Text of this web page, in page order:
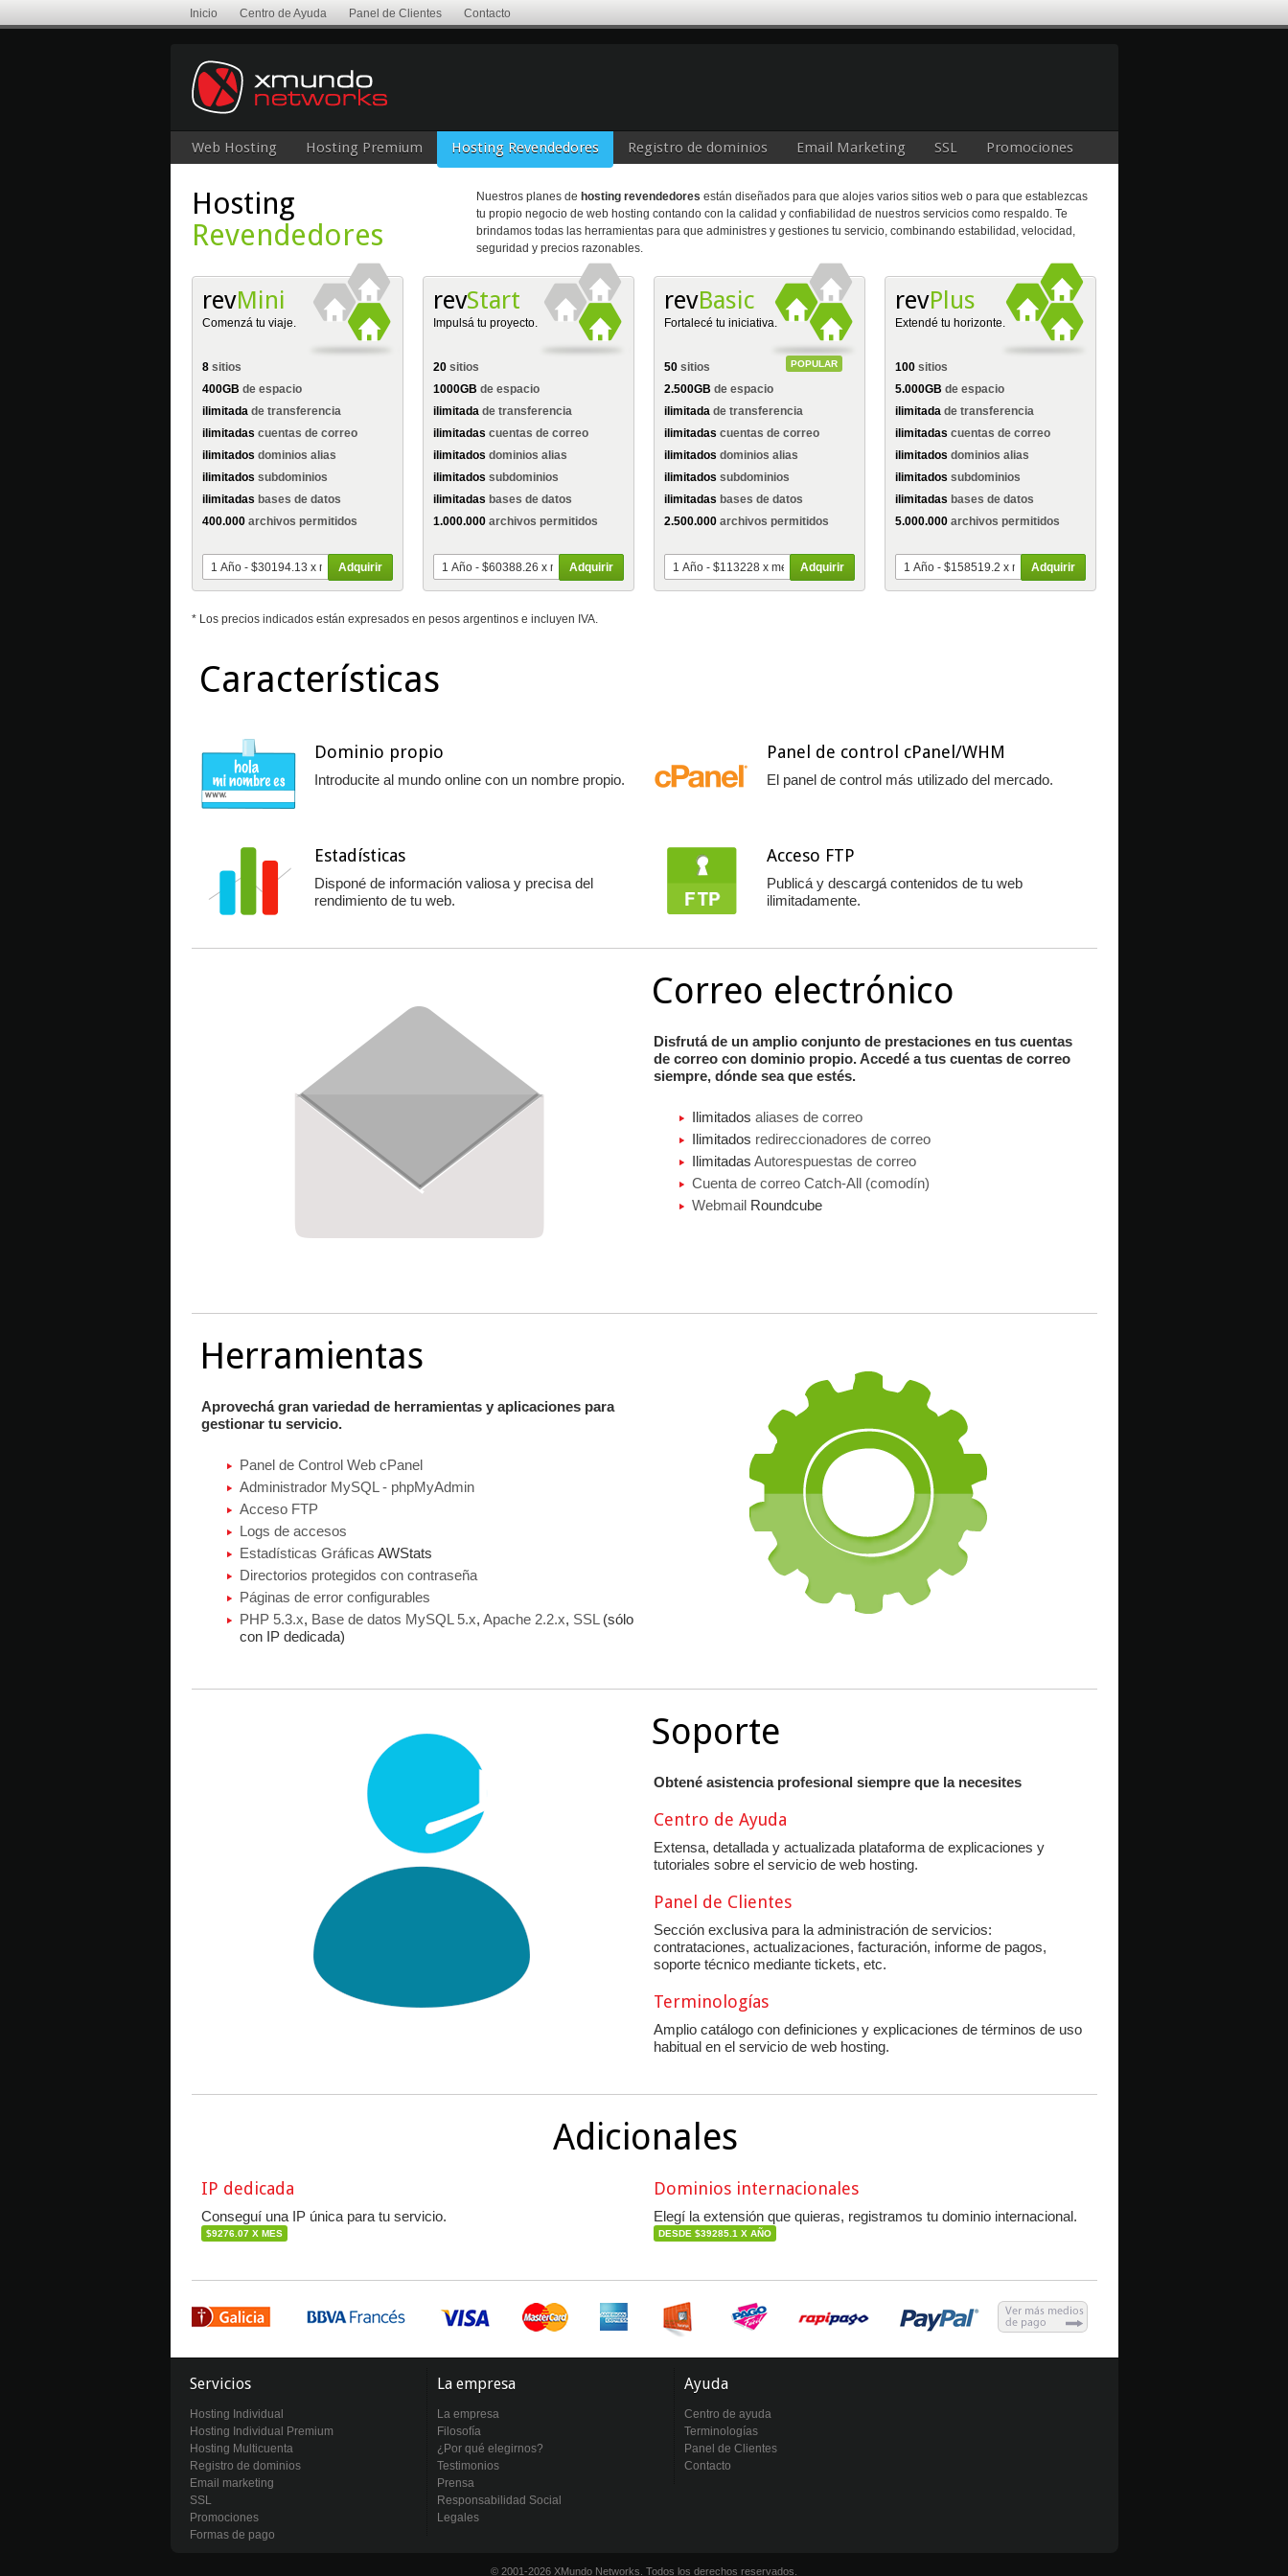
Inicio Centro de Ayuda Panel de Clientes Contacto
Web Hosting Hosting Premium Hosting Revendedores Registro de dominios Email Marketing SSL Promociones
Hosting
Revendedores
Nuestros planes de hosting revendedores están diseñados para que alojes varios sitios web o para que establezcas
tu propio negocio de web hosting contando con la calidad y confiabilidad de nuestros servicios como respaldo. Te
brindamos todas las herramientas para que administres y gestiones tu servicio, combinando estabilidad, velocidad,
seguridad y precios razonables.
revMini
Comenzá tu viaje.
8sitios
400GB de espacio
ilimitadade transferencia
ilimitadas cuentas de correo
ilimitados dominios alias
ilimitados subdominios
ilimitadas bases de datos
400.000archivos permitidos
Adquirir
revStart
Impulsá tu proyecto.
20sitios
1000GB de espacio
ilimitadade transferencia
ilimitadas cuentas de correo
ilimitados dominios alias
ilimitados subdominios
ilimitadas bases de datos
1.000.000archivos permitidos
Adquirir
revBasic
Fortalecé tu iniciativa.
POPULAR
50 sitios
2.500GB de espacio
ilimitada de transferencia
ilimitadas cuentas de correo
ilimitados dominios alias
ilimitados subdominios
ilimitadas bases de datos
2.500.000 archivos permitidos
Adquirir
revPlus
Extendé tu horizonte.
100 sitios
5.000GB de espacio
ilimitada de transferencia
ilimitadas cuentas de correo
ilimitados dominios alias
ilimitados subdominios
ilimitadas bases de datos
5.000.000 archivos permitidos
Adquirir
* Los precios indicados están expresados en pesos argentinos e incluyen IVA.
Características
Dominio propio
Introducite al mundo online con un nombre propio.
Panel de control cPanel/WHM
El panel de control más utilizado del mercado.
Estadísticas
Disponé de información valiosa y precisa del
rendimiento de tu web.
Acceso FTP
Publicá y descargá contenidos de tu web
ilimitadamente.
Correo electrónico
Disfrutá de un amplio conjunto de prestaciones en tus cuentas
de correo con dominio propio. Accedé a tus cuentas de correo
siempre, dónde sea que estés.
Ilimitados aliases de correo
Ilimitados redireccionadores de correo
Ilimitadas Autorespuestas de correo
Cuenta de correo Catch-All (comodín)
Webmail Roundcube
Herramientas
Aprovechá gran variedad de herramientas y aplicaciones para
gestionar tu servicio.
Panel de Control Web cPanel
Administrador MySQL - phpMyAdmin
Acceso FTP
Logs de accesos
Estadísticas Gráficas AWStats
Directorios protegidos con contraseña
Páginas de error configurables
PHP 5.3.x, Base de datos MySQL 5.x, Apache 2.2.x, SSL(sólo
con IP dedicada)
Soporte
Obtené asistencia profesional siempre que la necesites
Centro de Ayuda
Extensa, detallada y actualizada plataforma de explicaciones y
tutoriales sobre el servicio de web hosting.
Panel de Clientes
Sección exclusiva para la administración de servicios:
contrataciones, actualizaciones, facturación, informe de pagos,
soporte técnico mediante tickets, etc.
Terminologías
Amplio catálogo con definiciones y explicaciones de términos de uso
habitual en el servicio de web hosting.
Adicionales
IP dedicada
Conseguí una IP única para tu servicio.
$9276.07 X MES
Dominios internacionales
Elegí la extensión que quieras, registramos tu dominio internacional.
DESDE $39285.1 X AÑO
Servicios
Hosting Individual
Hosting Individual Premium
Hosting Multicuenta
Registro de dominios
Email marketing
SSL
Promociones
Formas de pago
La empresa
La empresa
Filosofía
¿Por qué elegirnos?
Testimonios
Prensa
Responsabilidad Social
Legales
Ayuda
Centro de ayuda
Terminologías
Panel de Clientes
Contacto
© 2001-2026 XMundo Networks. Todos los derechos reservados.